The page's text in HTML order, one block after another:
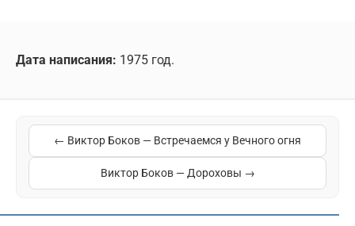
Дата написания: 1975 год.
← Виктор Боков — Встречаемся у Вечного огня
Виктор Боков — Дороховы →